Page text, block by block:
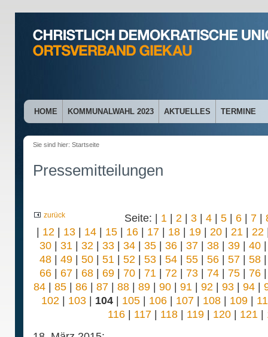
HOME KOMMUNALWAHL 2023 AKTUELLES TERMINE
Sie sind hier: Startseite
Pressemitteilungen
zurück Seite: | 1 | 2 | 3 | 4 | 5 | 6 | 7 |
| 12 | 13| 14| 15| 16| 17| 18| 19| 20| 21 | 22
30| 31 | 32 | 33| 34| 35| 36| 37| 38| 39| 40
48| 49| 50| 51 | 52 | 53| 54| 55| 56| 57| 58
66| 67| 68| 69| 70| 71 | 72 | 73| 74| 75| 76
84| 85| 86| 87| 88| 89| 90| 91 | 92 | 93| 94|
102 | 103 | 104 | 105 | 106 | 107 | 108 | 109 |
116 | 117 | 118 | 119 | 120 | 121 |